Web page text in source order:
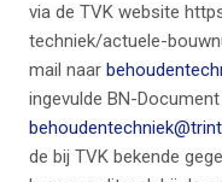
via de TVK website
techniek/actuele-
mail naar
ingevulde BN-
de bij TVK bekende